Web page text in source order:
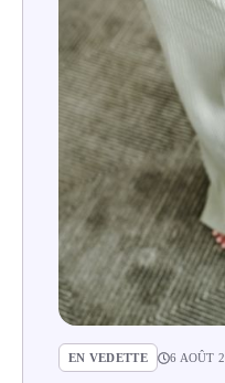
EN VEDETTE 6 AOÛT